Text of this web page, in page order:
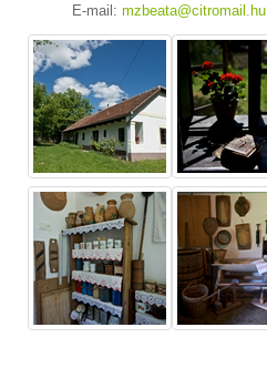
E-mail: mzbeata@citromail.hu